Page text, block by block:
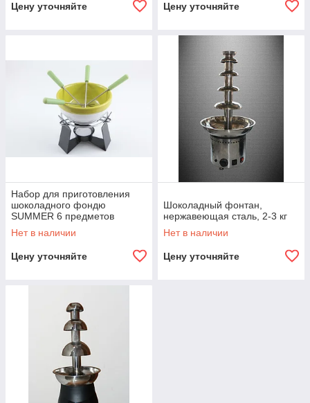
Цену уточняйте Цену уточняйте
Набор для приготовления
шоколадного фондю
SUMMER 6 предметов
(керамика) FISSMAN
Нет в наличии
Цену уточняйте
Шоколадный фонтан,
нержавеющая сталь, 2-3 кг
Нет в наличии
Цену уточняйте